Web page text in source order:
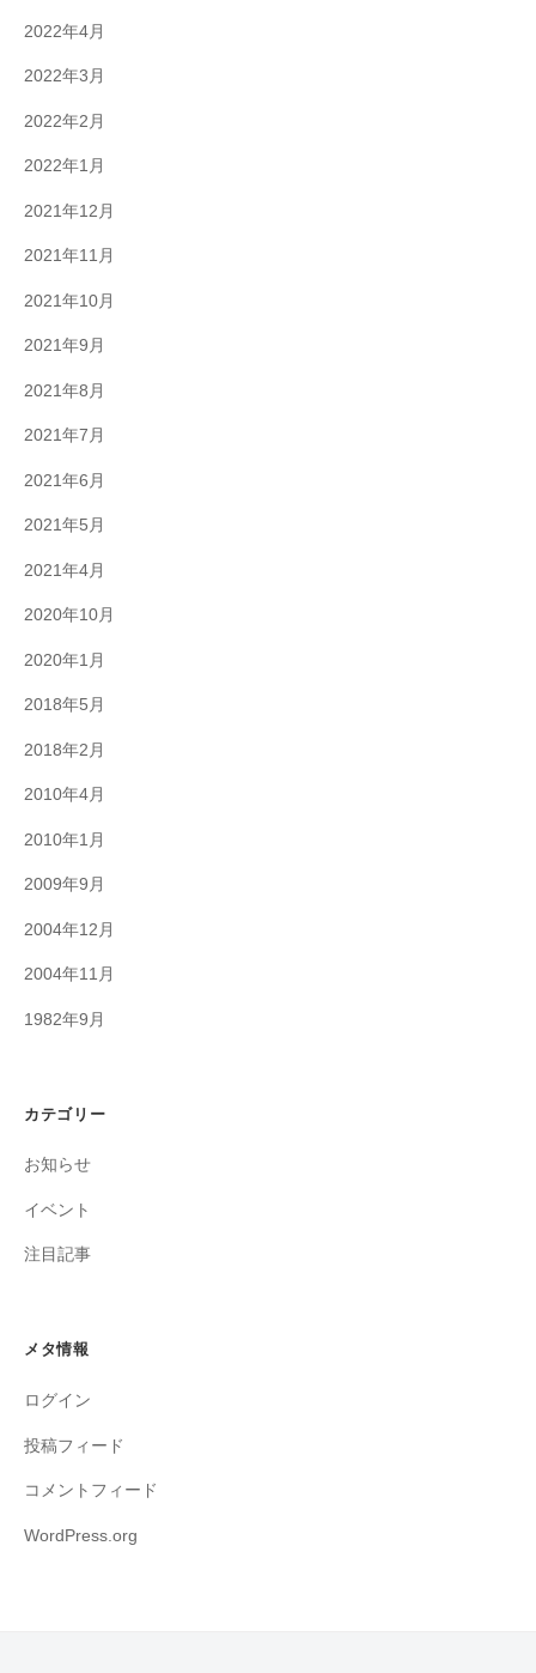
2022年4月
2022年3月
2022年2月
2022年1月
2021年12月
2021年11月
2021年10月
2021年9月
2021年8月
2021年7月
2021年6月
2021年5月
2021年4月
2020年10月
2020年1月
2018年5月
2018年2月
2010年4月
2010年1月
2009年9月
2004年12月
2004年11月
1982年9月
カテゴリー
お知らせ
イベント
注目記事
メタ情報
ログイン
投稿フィード
コメントフィード
WordPress.org